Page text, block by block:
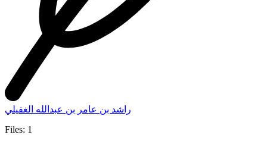
راشد بن عامر بن عبدالله الغفيلي
Files: 1